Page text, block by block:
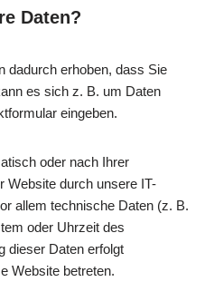
Daten?
dadurch erhoben, dass Sie
es sich z. B. um Daten
eingeben.
oder nach Ihrer
Website durch unsere IT-
allem technische Daten (z. B.
oder Uhrzeit des
dieser Daten erfolgt
Website betreten.